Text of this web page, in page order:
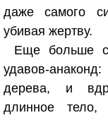
даже самого
убивая жертву.
Еще больше
удавов-
дерева, и
длинное